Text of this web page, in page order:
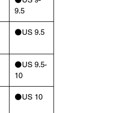
9.5
⚫️US 9.5
⚫️US 9.5-
10
⚫️US 10